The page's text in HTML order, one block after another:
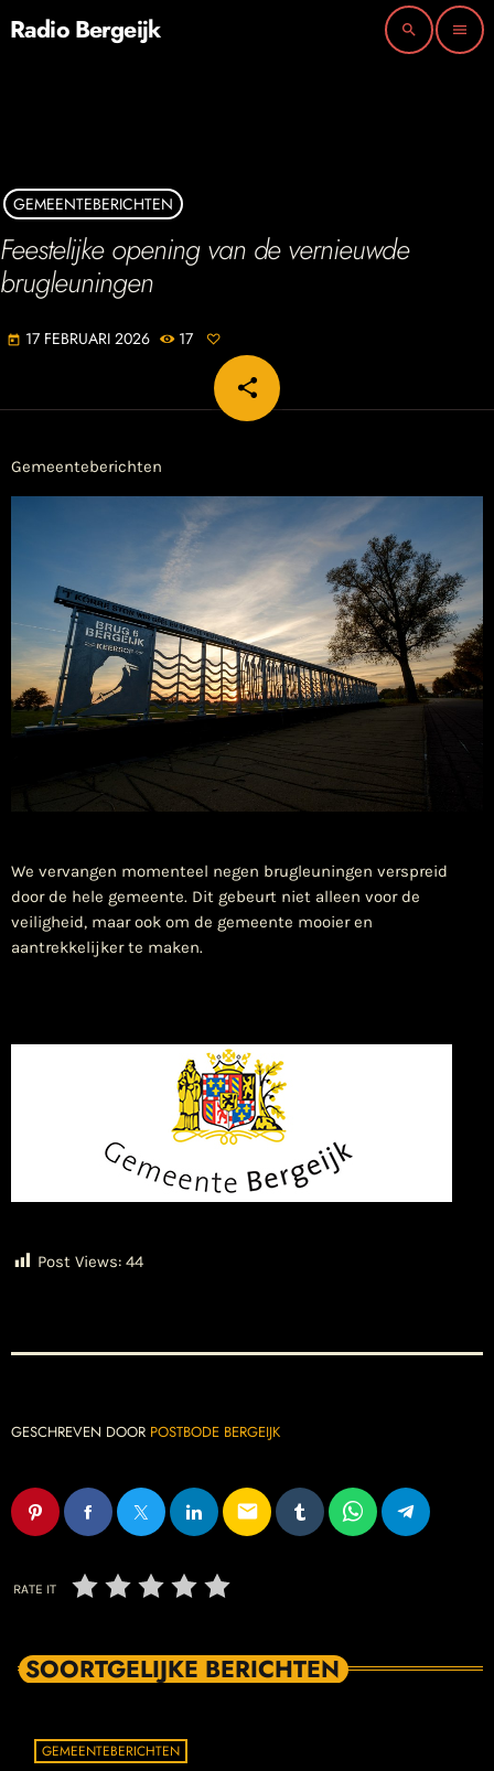
Radio Bergeijk search menu
GEMEENTEBERICHTEN
Feestelijke opening van de vernieuwde
brugleuningen
today 17 FEBRUARI 2026 17
share
email
Gemeenteberichten
We vervangen momenteel negen brugleuningen verspreid
door de hele gemeente. Dit gebeurt niet alleen voor de
veiligheid, maar ook om de gemeente mooier en
aantrekkelijker te maken.
Post Views: 44
GESCHREVEN DOOR POSTBODE BERGEIJK
email
RATE IT
SOORTGELIJKE BERICHTEN
GEMEENTEBERICHTEN